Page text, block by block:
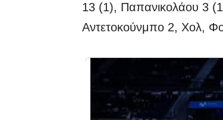
13 (1), Παπανικολάου 3
Αντετοκούνμπο 2, Χολ,